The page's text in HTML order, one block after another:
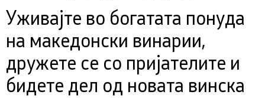
Уживајте во богатата понуда
на македонски винарии,
дружете се со пријателите и
бидете дел од новата винска